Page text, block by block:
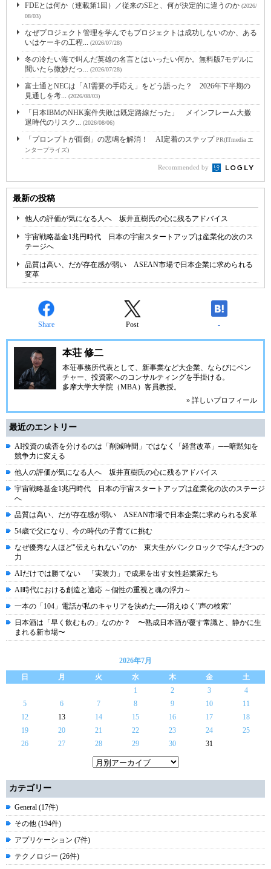
FDEとは何か（連載第1回）／従来のSEと、何が決定的に違うのか (2026/
08/03)
なぜプロジェクト管理を学んでもプロジェクトは成功しないのか、ある
いはケーキの工程... (2026/07/28)
冬の冷たい海で叫んだ英雄の名言とはいったい何か。無料版7モデルに
聞いたら微妙だっ... (2026/07/28)
富士通とNECは「AI需要の手応え」をどう語った？ 2026年下半期の
見通しを考... (2026/08/03)
「日本IBMのNHK案件失敗は既定路線だった」 メインフレーム大撤
退時代のリスク... (2026/08/06)
「プロンプトが面倒」の悲鳴を解消！ AI定着のステップPR(ITmedia エ
ンタープライズ)
Recommended by
最新の投稿
他人の評価が気になる人へ 坂井直樹氏の心に残るアドバイス
宇宙戦略基金1兆円時代 日本の宇宙スタートアップは産業化の次のス
テージへ
品質は高い、だが存在感が弱い ASEAN市場で日本企業に求められる
変革
Share Post -
本荘 修二
本荘事務所代表として、新事業など大企業、ならびにベン
チャー、投資家へのコンサルティングを手掛ける。
多摩大学大学院（MBA）客員教授。
» 詳しいプロフィール
最近のエントリー
AI投資の成否を分けるのは「削減時間」ではなく「経営改革」──暗黙知を
競争力に変える
他人の評価が気になる人へ 坂井直樹氏の心に残るアドバイス
宇宙戦略基金1兆円時代 日本の宇宙スタートアップは産業化の次のステージ
へ
品質は高い、だが存在感が弱い ASEAN市場で日本企業に求められる変革
54歳で父になり、今の時代の子育てに挑む
なぜ優秀な人ほど"伝えられない"のか 東大生がパンクロックで学んだ3つの
力
AIだけでは勝てない 「実装力」で成果を出す女性起業家たち
AI時代における創造と適応 ～個性の重視と魂の浮力～
一本の「104」電話が私のキャリアを決めた──消えゆく"声の検索"
日本酒は「早く飲むもの」なのか？ 〜熟成日本酒が覆す常識と、静かに生
まれる新市場〜
2026年7月
日
月 火 水 木 金
土
1
2 3
4
5
6 7 8 9 10
11
12
13 14 15 16 17
18
19
20 21 22 23 24
25
26
27 28 29 30 31
カテゴリー
General (17件)
その他 (194件)
アプリケーション (7件)
テクノロジー (26件)